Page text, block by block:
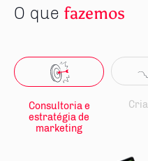
O que fazemos
Consultoria e
estratégia de
marketing